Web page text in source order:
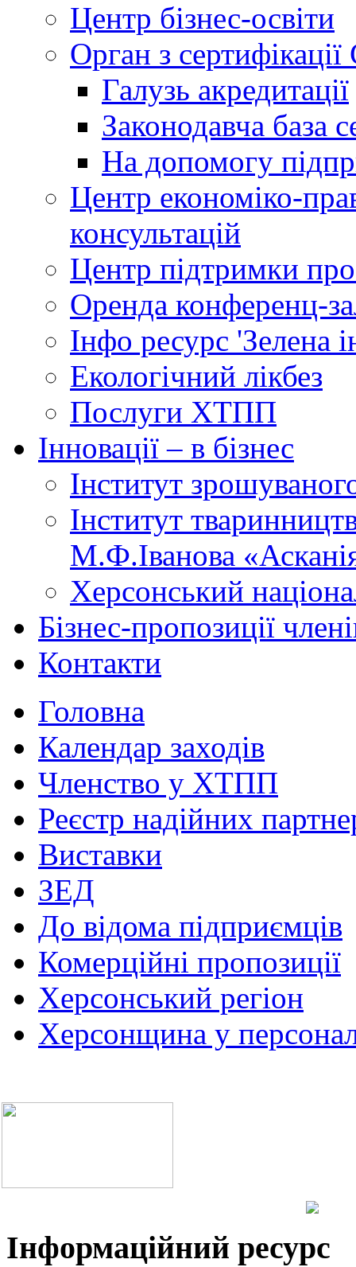
Центр бізнес-освіти
Орган з
Галузь акредитації
Законодавча база
На допомогу
Центр економіко-
консультацій
Центр підтримки
Оренда конференц-
Інфо ресурс 'Зелена
Екологічний лікбез
Послуги ХТПП
Інновації – в бізнес
Інститут
Інститут
М.Ф.Іванова
Херсонський
Бізнес-пропозиції
Контакти
Головна
Календар заходів
Членство у ХТПП
Реєстр надійних
Виставки
ЗЕД
До відома підприємців
Комерційні пропозиції
Херсонський регіон
Херсонщина у
Інформаційний ресурс